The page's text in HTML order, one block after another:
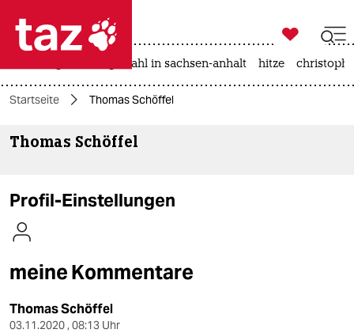
 taz zahl ich
taz zahl ich
themen
kultur
sport

taz zahl ich
landtagswahl in sachsen-anhalt hitze
Startseite Thomas Schöffel
Thomas Schöffel
Profil-Einstellungen
meine Kommentare
Thomas Schöffel
03.11.2020 , 08:13 Uhr